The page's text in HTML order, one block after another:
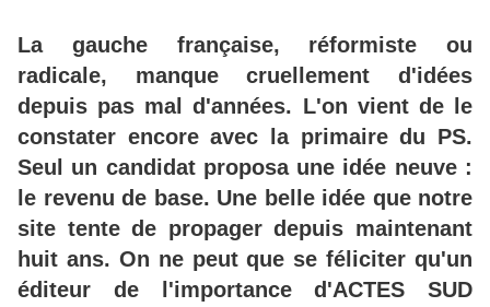
La gauche française, réformiste ou
radicale, manque cruellement d'idées
depuis pas mal d'années. L'on vient de le
constater encore avec la primaire du PS.
Seul un candidat proposa une idée neuve :
le revenu de base. Une belle idée que notre
site tente de propager depuis maintenant
huit ans. On ne peut que se féliciter qu'un
éditeur de l'importance d'ACTES SUD